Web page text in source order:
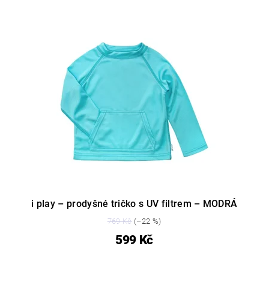
i play – prodyšné tričko s UV filtrem – MODRÁ
769 Kč(–22 %)
599 Kč